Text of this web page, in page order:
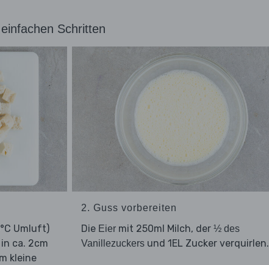
Schritten
Umluft)
ca. 2cm
kleine
2. Guss vorbereiten
Die Eiermit 250ml Milch, der ½ des
Vanillezuckersund 1EL Zucker verquirlen.